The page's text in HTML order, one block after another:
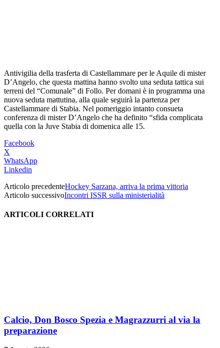
Antivigilia della trasferta di Castellammare per le Aquile di mister
D’Angelo, che questa mattina hanno svolto una seduta tattica sui
terreni del “Comunale” di Follo. Per domani è in programma una
nuova seduta mattutina, alla quale seguirà la partenza per
Castellammare di Stabia. Nel pomeriggio intanto consueta
conferenza di mister D’Angelo che ha definito “sfida complicata
quella con la Juve Stabia di domenica alle 15.
Facebook
X
WhatsApp
Linkedin
Articolo precedenteHockey Sarzana, arriva la prima vittoria
Articolo successivoIncontri ISSR sulla ministerialità
ARTICOLI CORRELATI
Calcio, Don Bosco Spezia e Magrazzurri al via la
preparazione